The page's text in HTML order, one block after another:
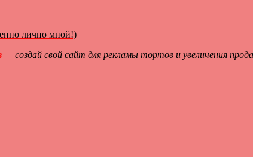
лично мной!)
— создай свой сайт для рекламы тортов и увеличения